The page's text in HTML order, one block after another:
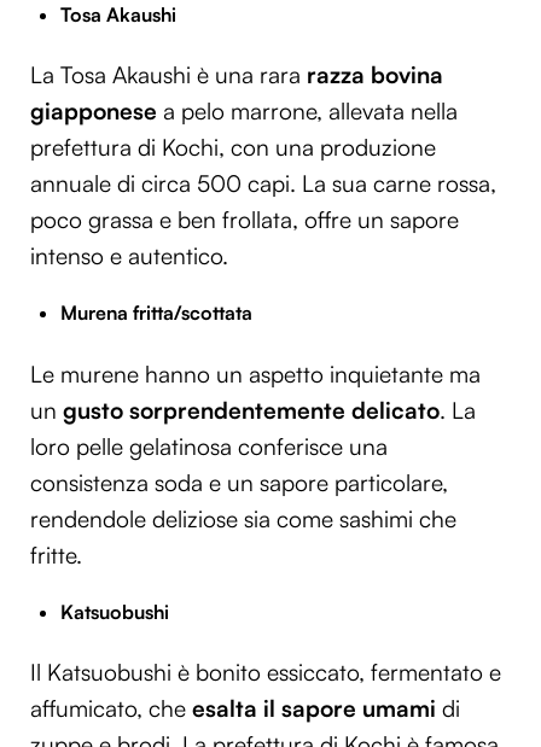
Tosa Akaushi
La Tosa Akaushi è una rara razza bovina
giapponese a pelo marrone, allevata nella
prefettura di Kochi, con una produzione
annuale di circa 500 capi. La sua carne rossa,
poco grassa e ben frollata, offre un sapore
intenso e autentico.
Murena fritta/scottata
Le murene hanno un aspetto inquietante ma
un gusto sorprendentemente delicato. La
loro pelle gelatinosa conferisce una
consistenza soda e un sapore particolare,
rendendole deliziose sia come sashimi che
fritte.
Katsuobushi
Il Katsuobushi è bonito essiccato, fermentato e
affumicato, che esalta il sapore umami di